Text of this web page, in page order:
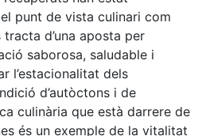
punt de vista culinari com
d’una aposta per
saborosa, saludable i
l’estacionalitat dels
d’autòctons i de
culinària que està darrere de
és un exemple de la vitalitat